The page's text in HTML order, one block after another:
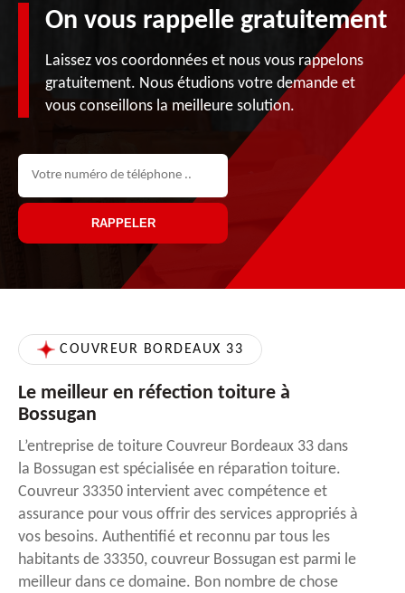
On vous rappelle gratuitement
Laissez vos coordonnées et nous vous rappelons
gratuitement. Nous étudions votre demande et
vous conseillons la meilleure solution.
COUVREUR BORDEAUX 33
Le meilleur en réfection toiture à
Bossugan
L’entreprise de toiture Couvreur Bordeaux 33 dans
la Bossugan est spécialisée en réparation toiture.
Couvreur 33350 intervient avec compétence et
assurance pour vous offrir des services appropriés à
vos besoins. Authentifié et reconnu par tous les
habitants de 33350, couvreur Bossugan est parmi le
meilleur dans ce domaine. Bon nombre de chose